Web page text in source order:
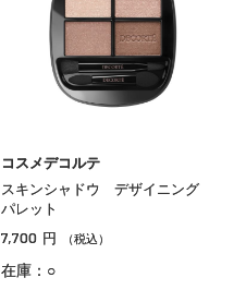
コスメデコルテ
スキンシャドウ デザイニング
パレット
7,700 円 （税込）
在庫：○